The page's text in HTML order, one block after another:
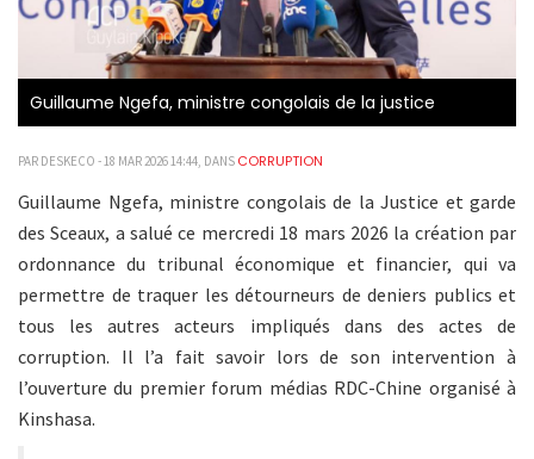
Guillaume Ngefa, ministre congolais de la justice
PAR DESKECO - 18 MAR 2026 14:44, DANS CORRUPTION
Guillaume Ngefa, ministre congolais de la Justice et garde
des Sceaux, a salué ce mercredi 18 mars 2026 la création par
ordonnance du tribunal économique et financier, qui va
permettre de traquer les détourneurs de deniers publics et
tous les autres acteurs impliqués dans des actes de
corruption. Il l’a fait savoir lors de son intervention à
l’ouverture du premier forum médias RDC-Chine organisé à
Kinshasa.